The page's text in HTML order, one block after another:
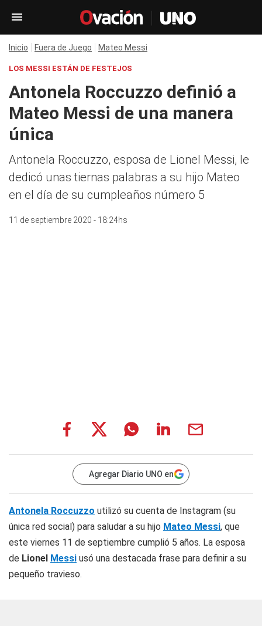
Inicio Fuera de Juego Mateo Messi
LOS MESSI ESTÁN DE FESTEJOS
Antonela Roccuzzo definió a
Mateo Messi de una manera
única
Antonela Roccuzzo, esposa de Lionel Messi, le
dedicó unas tiernas palabras a su hijo Mateo
en el día de su cumpleaños número 5
11 de septiembre 2020 - 18:24hs
Agregar Diario UNO en
Antonela Roccuzzo utilizó su cuenta de Instagram (su
única red social) para saludar a su hijo Mateo Messi, que
este viernes 11 de septiembre cumplió 5 años. La esposa
de Lionel Messi usó una destacada frase para definir a su
pequeño travieso.